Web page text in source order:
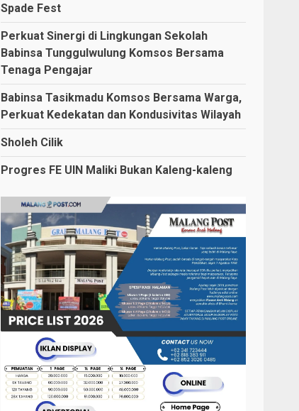
Spade Fest
Perkuat Sinergi di Lingkungan Sekolah
Babinsa Tunggulwulung Komsos Bersama
Tenaga Pengajar
Babinsa Tasikmadu Komsos Bersama Warga,
Perkuat Kedekatan dan Kondusivitas Wilayah
Sholeh Cilik
Progres FE UIN Maliki Bukan Kaleng-kaleng